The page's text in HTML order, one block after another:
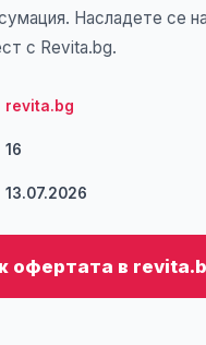
Насладете се
с Revita.bg.
revita.bg
16
13.07.2026
офертата в